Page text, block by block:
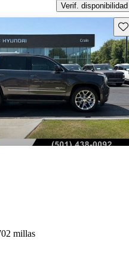
Verif. disponibilidad
millas